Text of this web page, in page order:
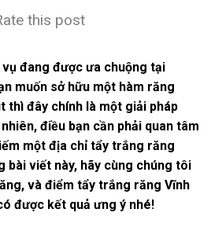
this post
đang được ưa chuộng tại
muốn sở hữu một hàm răng
thì đây chính là một giải pháp
điều bạn cần phải quan tâm
một địa chỉ tẩy trắng răng
bài viết này, hãy cùng chúng tôi
và điểm tẩy trắng răng Vĩnh
được kết quả ưng ý nhé!